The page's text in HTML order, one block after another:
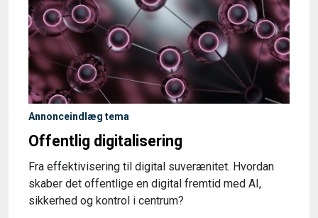
Annonceindlæg tema
Offentlig digitalisering
Fra effektivisering til digital suverænitet. Hvordan
skaber det offentlige en digital fremtid med AI,
sikkerhed og kontrol i centrum?